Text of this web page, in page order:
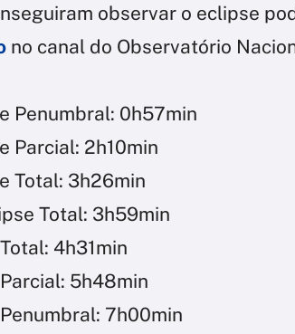
observar o eclipse
no canal do Observatório
Penumbral: 0h57min
Parcial: 2h10min
Total: 3h26min
Total: 3h59min
4h31min
5h48min
7h00min